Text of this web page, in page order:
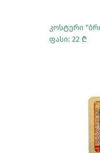
კოსტერი
ფასი: 22 ₾